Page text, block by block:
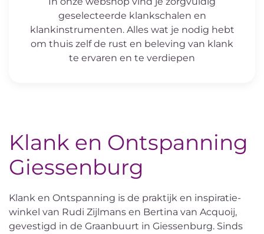
geselecteerde klankschalen en
klankinstrumenten. Alles wat je nodig hebt
om thuis zelf de rust en beleving van klank
te ervaren en te verdiepen
Klank en Ontspanning
Giessenburg
Klank en Ontspanning is de praktijk en inspiratie-
winkel van Rudi Zijlmans en Bertina van Acquoij,
gevestigd in de Graanbuurt in Giessenburg. Sinds